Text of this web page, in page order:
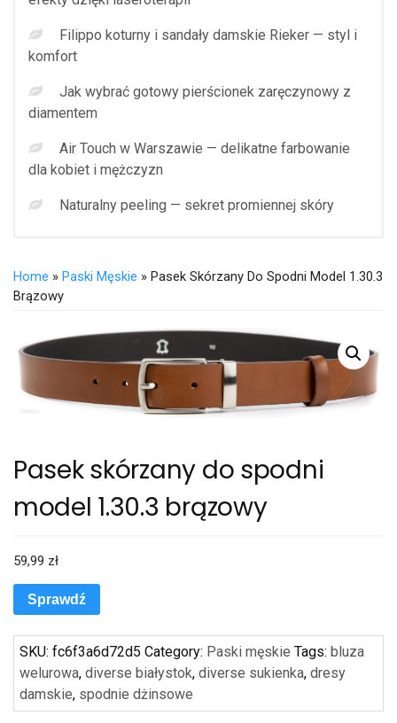
Filippo koturny i sandały damskie Rieker — styl i
komfort
Jak wybrać gotowy pierścionek zaręczynowy z
diamentem
Air Touch w Warszawie — delikatne farbowanie
dla kobiet i mężczyzn
Naturalny peeling — sekret promiennej skóry
Home » Paski Męskie » Pasek Skórzany Do Spodni Model 1.30.3
Brązowy
Pasek skórzany do spodni
model 1.30.3 brązowy
59,99 zł
Sprawdź
SKU: fc6f3a6d72d5 Category: Paski męskie Tags: bluza
welurowa, diverse białystok, diverse sukienka, dresy
damskie, spodnie dżinsowe